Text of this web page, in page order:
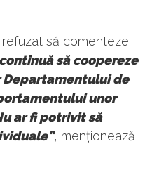
să comenteze
să coopereze
de
unor
ar fi potrivit să
, menționează